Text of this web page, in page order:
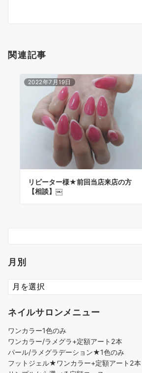
関連記事
2022年7月19日
リピーター様★前回当店来店の方
【相談】￼
月別
ネイルサロンメニュー
ワンカラー1色のみ
ワンカラー/ラメグラ+定額アート2本
パール/ラメグラデーション★1色のみ
フットジェル★ワンカラー+定額アート2本